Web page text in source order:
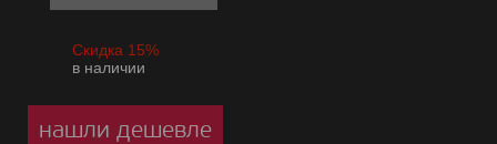
Скидка 15%
в наличии
нашли дешевле